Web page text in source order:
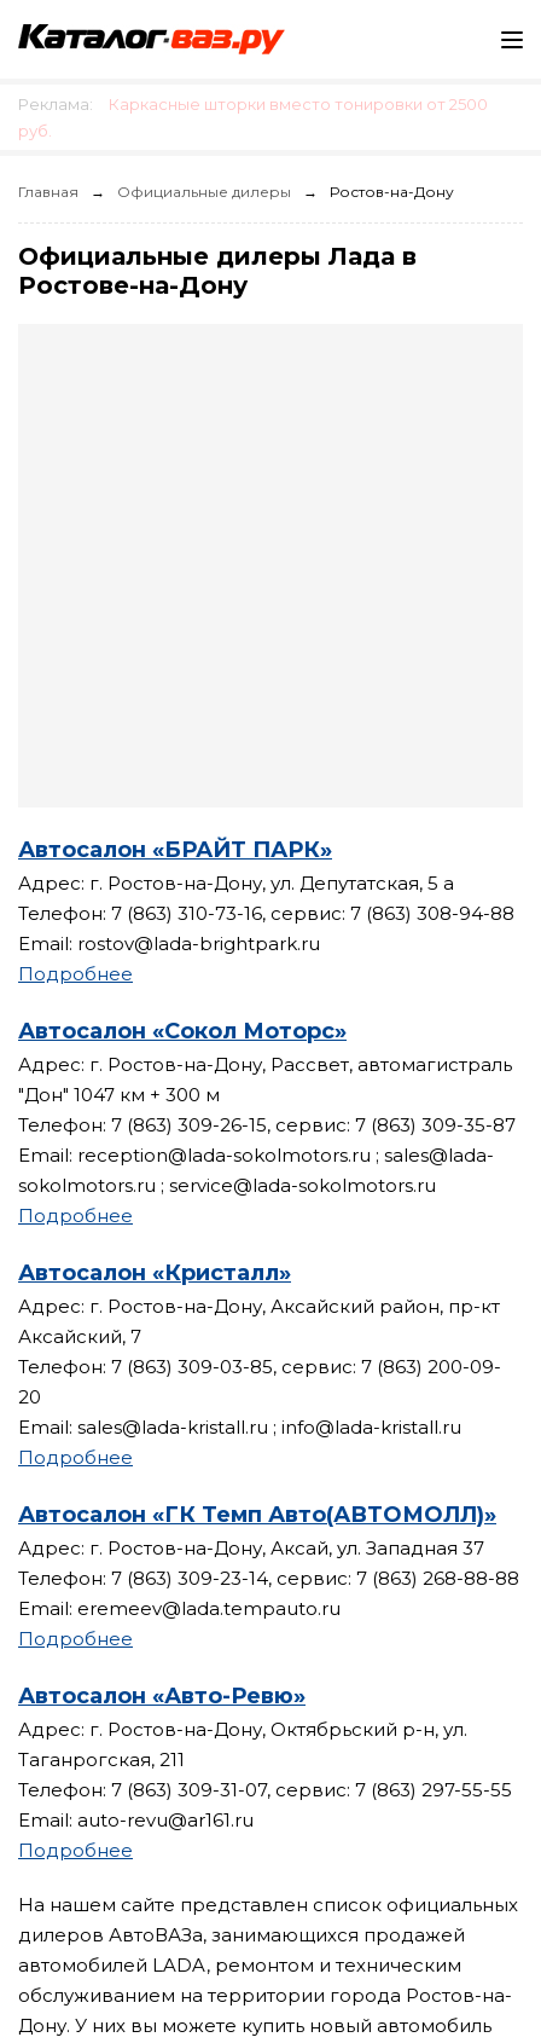
Реклама:
Каркасные шторки вместо тонировки от 2500
руб.
Главная Официальные дилеры Ростов-на-Дону
Официальные дилеры Лада в
Ростове-на-Дону
Автосалон «БРАЙТ ПАРК»
Адрес: г. Ростов-на-Дону, ул. Депутатская, 5 а
Телефон: 7 (863) 310-73-16, сервис: 7 (863) 308-94-88
Email: rostov@lada-brightpark.ru
Подробнее
Автосалон «Сокол Моторс»
Адрес: г. Ростов-на-Дону, Рассвет, автомагистраль
"Дон" 1047 км + 300 м
Телефон: 7 (863) 309-26-15, сервис: 7 (863) 309-35-87
Email: reception@lada-sokolmotors.ru ; sales@lada-
sokolmotors.ru ; service@lada-sokolmotors.ru
Подробнее
Автосалон «Кристалл»
Адрес: г. Ростов-на-Дону, Аксайский район, пр-кт
Аксайский, 7
Телефон: 7 (863) 309-03-85, сервис: 7 (863) 200-09-
20
Email: sales@lada-kristall.ru ; info@lada-kristall.ru
Подробнее
Автосалон «ГК Темп Авто(АВТОМОЛЛ)»
Адрес: г. Ростов-на-Дону, Аксай, ул. Западная 37
Телефон: 7 (863) 309-23-14, сервис: 7 (863) 268-88-88
Email: eremeev@lada.tempauto.ru
Подробнее
Автосалон «Авто-Ревю»
Адрес: г. Ростов-на-Дону, Октябрьский р-н, ул.
Таганрогская, 211
Телефон: 7 (863) 309-31-07, сервис: 7 (863) 297-55-55
Email: auto-revu@ar161.ru
Подробнее
На нашем сайте представлен список официальных
дилеров АвтоВАЗа, занимающихся продажей
автомобилей LADA, ремонтом и техническим
обслуживанием на территории города Ростов-на-
Дону. У них вы можете купить новый автомобиль